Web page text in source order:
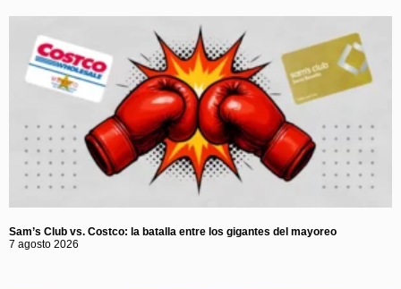
Sam’s Club vs. Costco: la batalla entre los gigantes del mayoreo
7 agosto 2026